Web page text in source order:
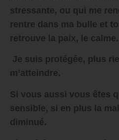
stressante, ou qui me
rentre dans ma bulle et
retrouve la paix, le calme.
Je suis protégée, plus
m’atteindre.
Si vous aussi vous êtes
sensible, si en plus la
diminué.